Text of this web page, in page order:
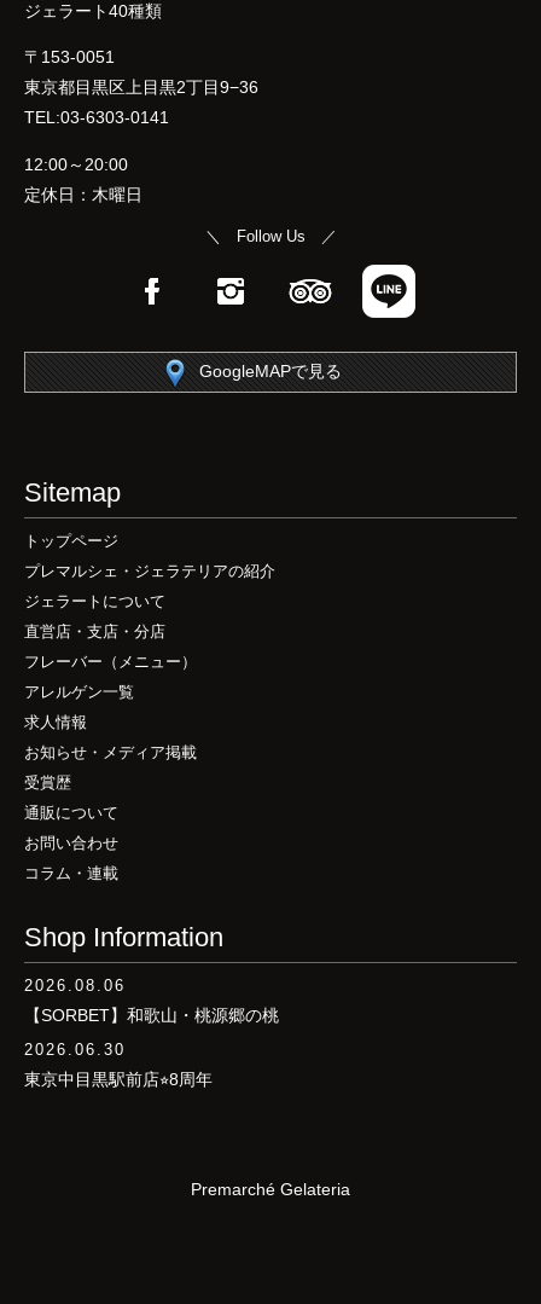
ジェラート40種類
〒153-0051
東京都目黒区上目黒2丁目9−36
TEL:03-6303-0141
12:00～20:00
定休日：木曜日
＼ Follow Us ／
FacebookInstagramTripAdvisor
GoogleMAPで見る
Sitemap
トップページ
プレマルシェ・ジェラテリアの紹介
ジェラートについて
直営店・支店・分店
フレーバー（メニュー）
アレルゲン一覧
求人情報
お知らせ・メディア掲載
受賞歴
通販について
お問い合わせ
コラム・連載
Shop Information
2026.08.06
【SORBET】和歌山・桃源郷の桃
2026.06.30
東京中目黒駅前店⭐︎8周年
Premarché Gelateria